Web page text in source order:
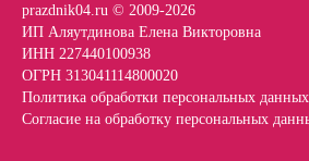
prazdnik04.ru © 2009-2026
ИП Аляутдинова Елена Викторовна
ИНН 227440100938
ОГРН 313041114800020
Политика обработки персональных данных
Согласие на обработку персональных